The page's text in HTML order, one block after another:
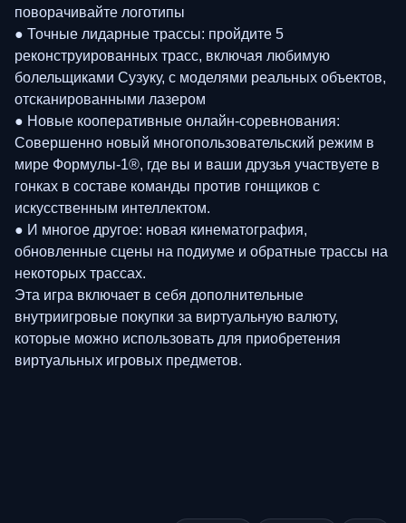
поворачивайте логотипы
● Точные лидарные трассы: пройдите 5
реконструированных трасс, включая любимую
болельщиками Сузуку, с моделями реальных объектов,
отсканированными лазером
● Новые кооперативные онлайн-соревнования:
Совершенно новый многопользовательский режим в
мире Формулы-1®, где вы и ваши друзья участвуете в
гонках в составе команды против гонщиков с
искусственным интеллектом.
● И многое другое: новая кинематография,
обновленные сцены на подиуме и обратные трассы на
некоторых трассах.
Эта игра включает в себя дополнительные
внутриигровые покупки за виртуальную валюту,
которые можно использовать для приобретения
виртуальных игровых предметов.